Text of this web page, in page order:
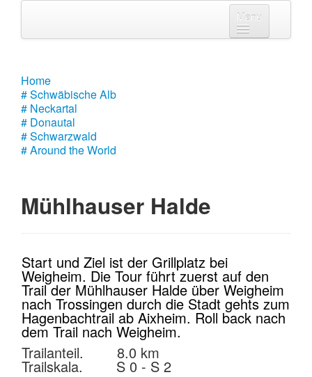
Menu
# Schwäbische Alb
# Neckartal
# Donautal
Home
# Schwäbische Alb
# Neckartal
# Donautal
# Schwarzwald
# Around the World
Mühlhauser Halde
Start und Ziel ist der Grillplatz bei
Weigheim. Die Tour führt zuerst auf den
Trail der Mühlhauser Halde über Weigheim
nach Trossingen durch die Stadt gehts zum
Hagenbachtrail ab Aixheim. Roll back nach
dem Trail nach Weigheim.
Trailanteil. 8.0 km
Trailskala. S 0 - S 2